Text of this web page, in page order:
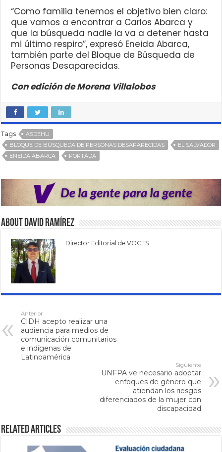
“Como familia tenemos el objetivo bien claro:
que vamos a encontrar a Carlos Abarca y
que la búsqueda nadie la va a detener hasta
mi último respiro”, expresó Eneida Abarca,
también parte del Bloque de Búsqueda de
Personas Desaparecidas.
Con edición de Morena Villalobos
Tags
ASDEHU
BLOQUE DE BÚSQUEDA DE PERSONAS DESAPARECIDAS
EL SALVADOR
ENEIDA ABARCA
PORTADA
About David Ramírez
Director Editorial de VOCES
Anterior
CIDH acepto realizar una
audiencia para medios de
comunicación comunitarios
e indígenas de
Latinoamérica
Siguiente
UNFPA ve necesario adoptar
enfoques de género que
atiendan los riesgos
diferenciados de la mujer con
discapacidad
Related Articles